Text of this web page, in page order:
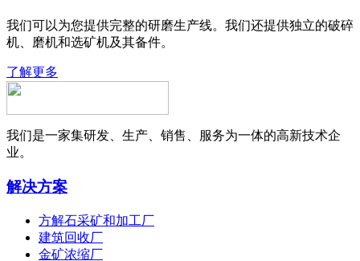
我们可以为您提供完整的研磨生产线。我们还提供独立的破碎
机、磨机和选矿机及其备件。
了解更多
我们是一家集研发、生产、销售、服务为一体的高新技术企
业。
解决方案
方解石采矿和加工厂
建筑回收厂
金矿浓缩厂